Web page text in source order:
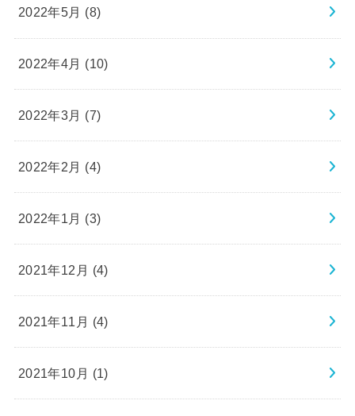
2022年5月 (8)
2022年4月 (10)
2022年3月 (7)
2022年2月 (4)
2022年1月 (3)
2021年12月 (4)
2021年11月 (4)
2021年10月 (1)